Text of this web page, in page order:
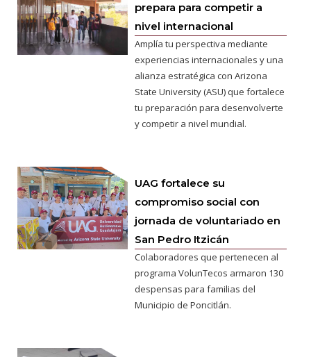
prepara para competir a
nivel internacional
Amplía tu perspectiva mediante
experiencias internacionales y una
alianza estratégica con Arizona
State University (ASU) que fortalece
tu preparación para desenvolverte
y competir a nivel mundial.
UAG fortalece su
compromiso social con
jornada de voluntariado en
San Pedro Itzicán
Colaboradores que pertenecen al
programa VolunTecos armaron 130
despensas para familias del
Municipio de Poncitlán.